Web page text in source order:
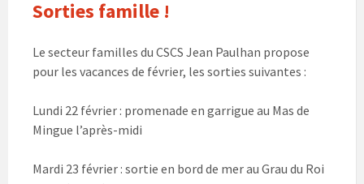
Sorties famille !
Le secteur familles du CSCS Jean Paulhan propose
pour les vacances de février, les sorties suivantes :
Lundi 22 février : promenade en garrigue au Mas de
Mingue l’après-midi
Mardi 23 février : sortie en bord de mer au Grau du Roi